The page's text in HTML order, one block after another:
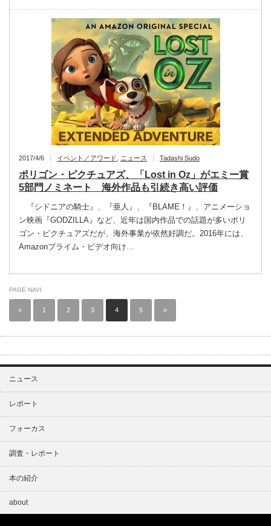
2017/4/6 イベント／アワード ニュース Tadashi Sudo
ポリゴン・ピクチュアズ、「Lost in Oz」がエミー賞
5部門ノミネート 海外作品も引続き高い評価
『シドニアの騎士』、『亜人』、『BLAME！』、アニメーショ
ン映画『GODZILLA』など、近年は国内作品での話題が多いポリ
ゴン・ピクチュアズだが、海外事業が依然好調だ。2016年には、
Amazonプライム・ビデオ向け…
PAGE NAVI
« 1 2 3 4 5 »
ニュース
レポート
フォーカス
調査・レポート
本の紹介
about